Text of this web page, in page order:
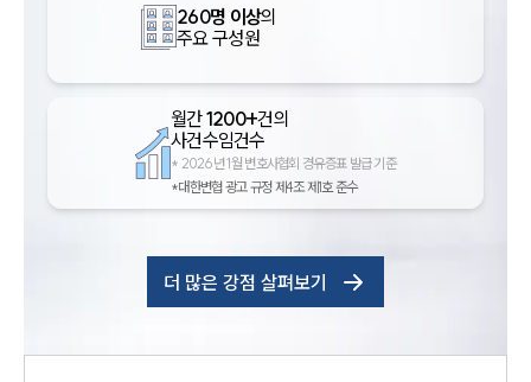
260명 이상의
주요 구성원
월간1200+건의
사건수임건수
* 2026년 1월 변호사협회 경유증표 발급 기준
*대한변협 광고 규정 제4조 제1호 준수
더 많은 강점 살펴보기